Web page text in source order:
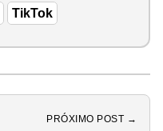
TikTok
PRÓXIMO POST →